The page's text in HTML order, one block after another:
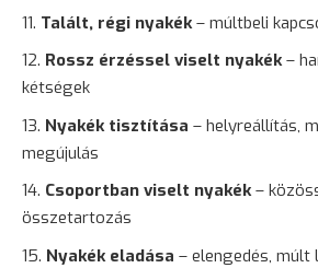
Talált, régi nyakék– múltbeli
Rossz érzéssel viselt nyakék–
kétségek
Nyakék tisztítása – helyreállítás,
megújulás
Csoportban viselt nyakék–
összetartozás
Nyakék eladása – elengedés, múlt